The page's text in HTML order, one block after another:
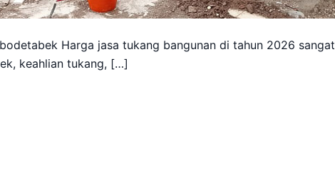
Harga jasa tukang bangunan di tahun 2026 sangat
keahlian tukang, […]